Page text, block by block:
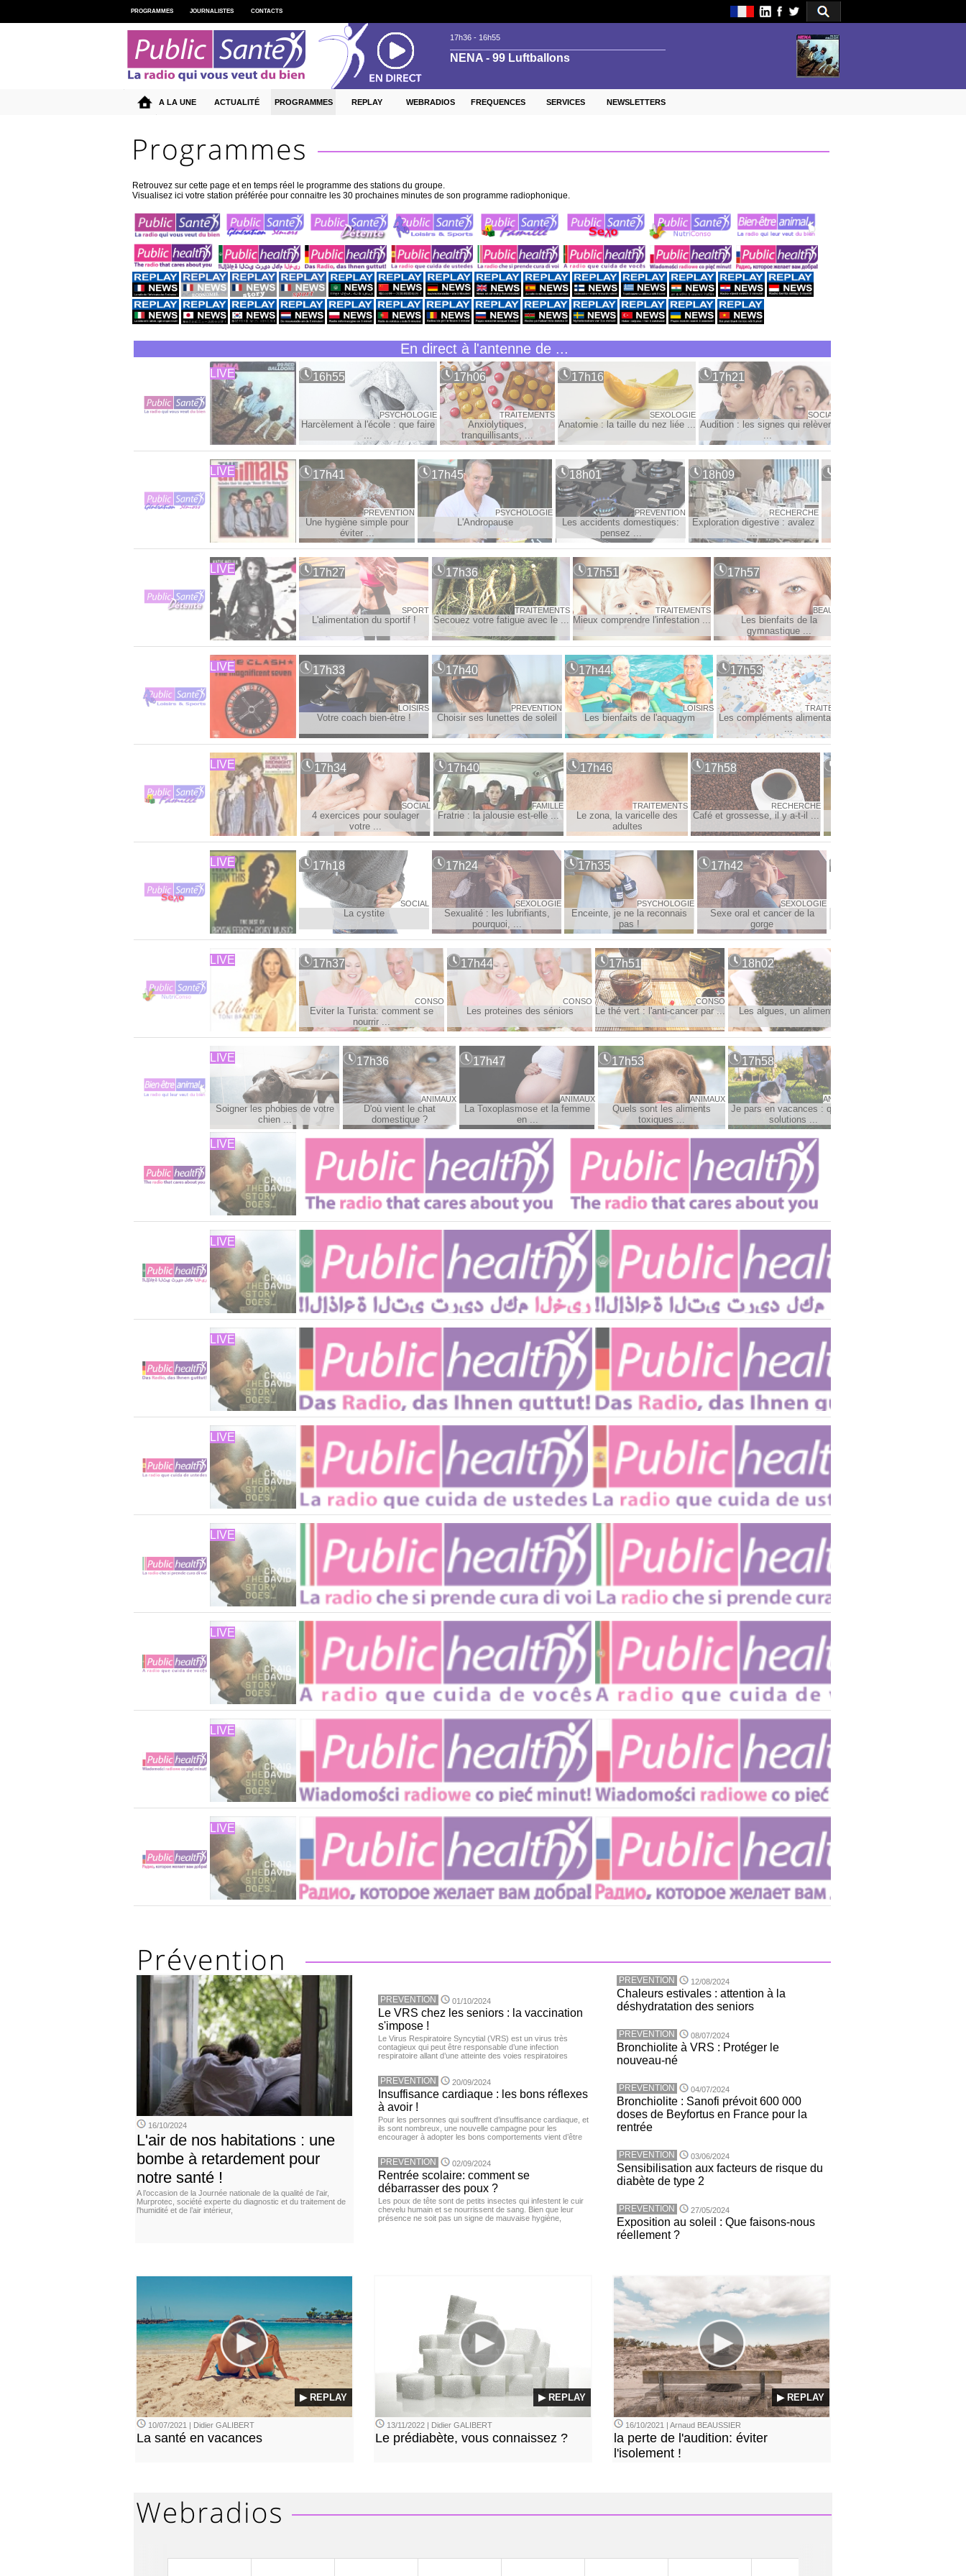
Retrouvez sur cette page et en temps réel le programme des stations du groupe.
Visualisez ici votre station préférée pour connaitre les 30 prochaines minutes de son programme radiophonique.
En direct à l'antenne de ...
16/10/2024
L'air de nos habitations : une
bombe à retardement pour
notre santé !
A l’occasion de la Journée nationale de la qualité de l’air,
Murprotec, société experte du diagnostic et du traitement de
l’humidité et de l’air intérieur,
PREVENTION 01/10/2024
Le VRS chez les seniors : la vaccination
s'impose !
Le Virus Respiratoire Syncytial (VRS) est un virus très
contagieux qui peut être responsable d’une infection
respiratoire allant d’une atteinte des voies respiratoires
PREVENTION 20/09/2024
Insuffisance cardiaque : les bons réflexes
à avoir !
Pour les personnes qui souffrent d’insuffisance cardiaque, et
ils sont nombreux, une nouvelle campagne pour les
encourager à adopter les bons comportements vient d’être
PREVENTION 02/09/2024
Rentrée scolaire: comment se
débarrasser des poux ?
Les poux de tête sont de petits insectes qui infestent le cuir
chevelu humain et se nourrissent de sang. Bien que leur
présence ne soit pas un signe de mauvaise hygiène,
PREVENTION 12/08/2024
Chaleurs estivales : attention à la
déshydratation des seniors
PREVENTION 08/07/2024
Bronchiolite à VRS : Protéger le
nouveau-né
PREVENTION 04/07/2024
Bronchiolite : Sanofi prévoit 600 000
doses de Beyfortus en France pour la
rentrée
PREVENTION 03/06/2024
Sensibilisation aux facteurs de risque du
diabète de type 2
PREVENTION 27/05/2024
Exposition au soleil : Que faisons-nous
réellement ?
▶ REPLAY
10/07/2021 | Didier GALIBERT
La santé en vacances
▶ REPLAY
13/11/2022 | Didier GALIBERT
Le prédiabète, vous connaissez ?
▶ REPLAY
16/10/2021 | Arnaud BEAUSSIER
la perte de l'audition: éviter
l'isolement !
PROGRAMMES JOURNALISTES CONTACTS
A LA UNE ACTUALITÉ PROGRAMMES REPLAY WEBRADIOS FREQUENCES SERVICES NEWSLETTERS